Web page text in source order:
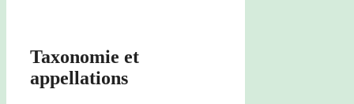
Taxonomie et
appellations